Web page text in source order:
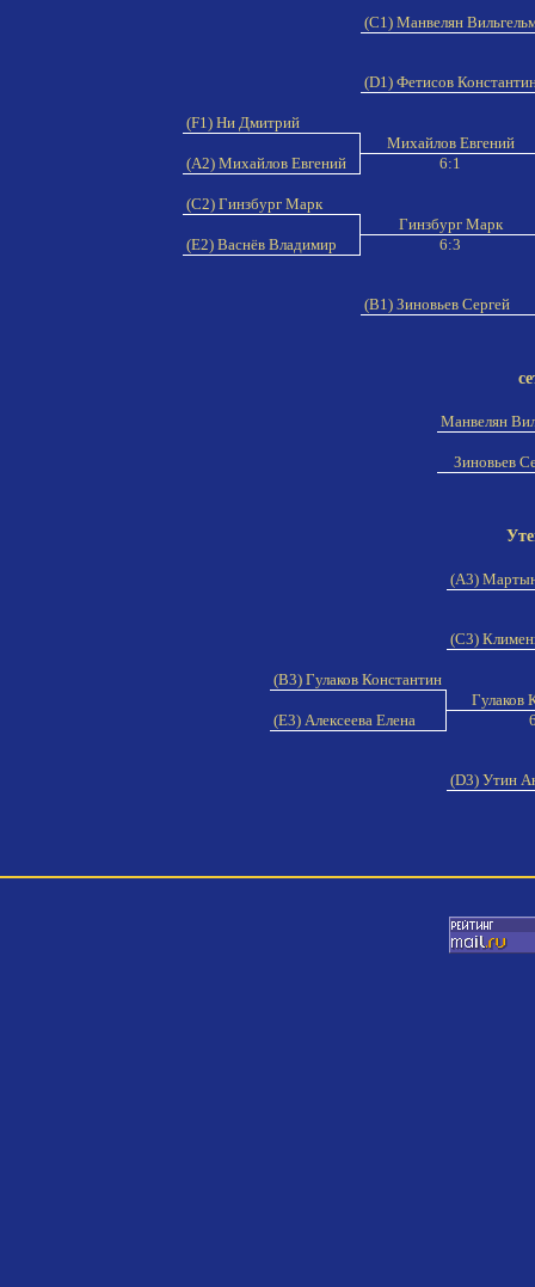
(C1) Манвелян
(D1) Фетисов
(F1) Ни Дмитрий
Михайлов Евгений
(A2) Михайлов Евгений
6:1
(C2) Гинзбург Марк
Гинзбург Марк
(E2) Васнёв Владимир
6:3
(B1) Зиновьев Сергей
Манвелян
Зиновьев
(A3)
(C3)
(B3) Гулаков Константин
Гулаков
(E3) Алексеева Елена
(D3) Утин